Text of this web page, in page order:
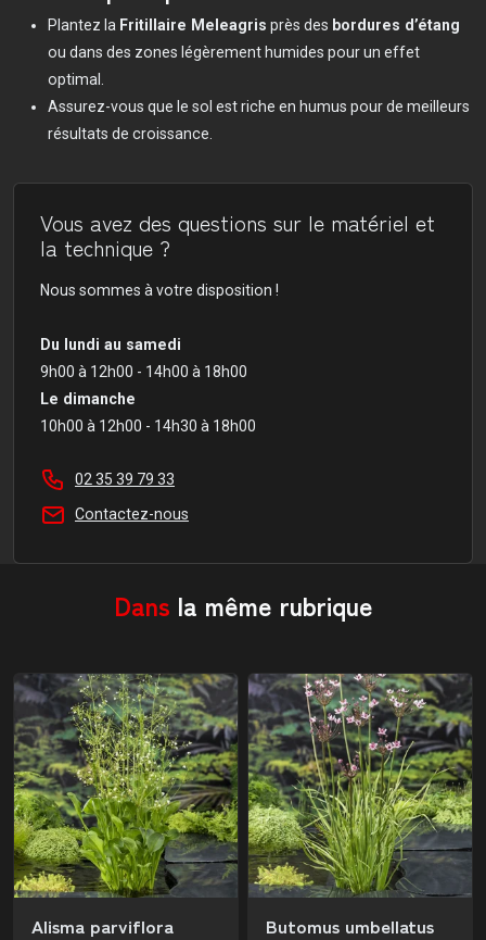
Plantez la Fritillaire Meleagris près des bordures d’étang
ou dans des zones légèrement humides pour un effet
optimal.
Assurez-vous que le sol est riche en humus pour de meilleurs
résultats de croissance.
Vous avez des questions sur le matériel et
la technique ?
Nous sommes à votre disposition !
Du lundi au samedi
9h00 à 12h00 - 14h00 à 18h00
Le dimanche
10h00 à 12h00 - 14h30 à 18h00
02 35 39 79 33
Contactez-nous
Dans la même rubrique
Alisma parviflora Butomus umbellatus